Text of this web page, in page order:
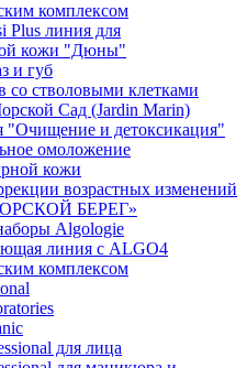
комплексом
Plus линия для
кожи "Дюны"
и губ
со стволовыми клетками
Сад (Jardin Marin)
"Очищение и детоксикация"
омоложение
кожи
возрастных изменений
БЕРЕГ»
Algologie
линия с ALGO4
комплексом
для лица